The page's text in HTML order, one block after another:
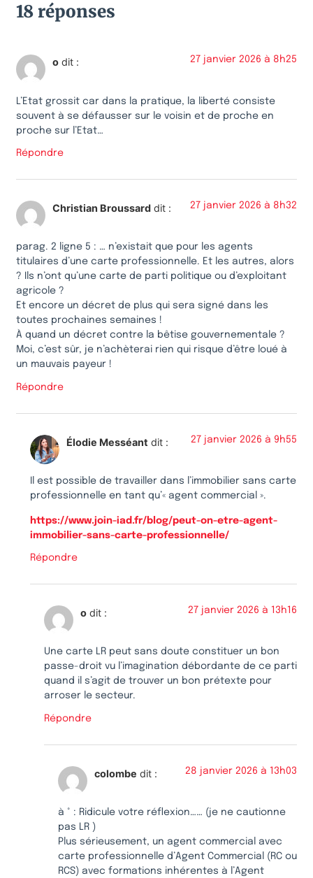
18 réponses
o dit : 27 janvier 2026 à 8h25
L’Etat grossit car dans la pratique, la liberté consiste
souvent à se défausser sur le voisin et de proche en
proche sur l’Etat…
Répondre
Christian Broussard dit : 27 janvier 2026 à 8h32
parag. 2 ligne 5 : … n’existait que pour les agents
titulaires d’une carte professionnelle. Et les autres, alors
? Ils n’ont qu’une carte de parti politique ou d’exploitant
agricole ?
Et encore un décret de plus qui sera signé dans les
toutes prochaines semaines !
À quand un décret contre la bêtise gouvernementale ?
Moi, c’est sûr, je n’achèterai rien qui risque d’être loué à
un mauvais payeur !
Répondre
Élodie Messéant dit : 27 janvier 2026 à 9h55
Il est possible de travailler dans l’immobilier sans carte
professionnelle en tant qu’« agent commercial ».
https://www.join-iad.fr/blog/peut-on-etre-agent-
immobilier-sans-carte-professionnelle/
Répondre
o dit : 27 janvier 2026 à 13h16
Une carte LR peut sans doute constituer un bon
passe-droit vu l’imagination débordante de ce parti
quand il s’agit de trouver un bon prétexte pour
arroser le secteur.
Répondre
colombe dit : 28 janvier 2026 à 13h03
à ° : Ridicule votre réflexion…… (je ne cautionne
pas LR )
Plus sérieusement, un agent commercial avec
carte professionnelle d’Agent Commercial (RC ou
RCS) avec formations inhérentes à l’Agent